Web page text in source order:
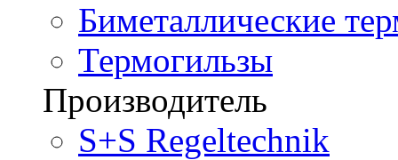
Биметаллические
Термогильзы
Производитель
S+S Regeltechnik